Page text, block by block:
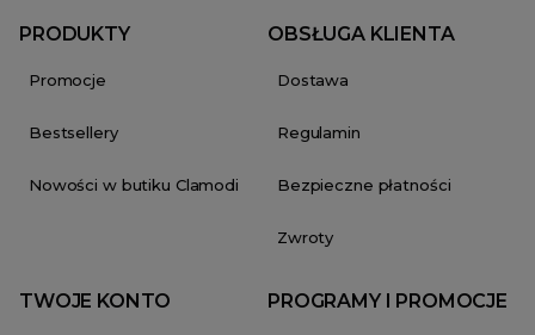
PRODUKTY
Promocje
Bestsellery
Nowości w butiku Clamodi
OBSŁUGA KLIENTA
Dostawa
Regulamin
Bezpieczne płatności
Zwroty
TWOJE KONTO PROGRAMY I PROMOCJE